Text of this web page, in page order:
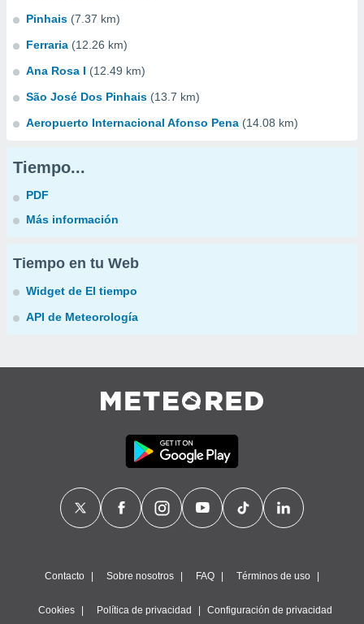
Pinhais (7.37 km)
Ferraria (12.26 km)
Ana Rosa I (12.49 km)
São José Dos Pinhais (13.7 km)
Aeropuerto Internacional Afonso Pena (14.08 km)
Tiempo...
PDF
Más información
Tiempo en tu Web
Widget de El tiempo
API de Meteorología
Contacto Sobre nosotros FAQ Términos de uso
Cookies Política de privacidad Configuración de privacidad